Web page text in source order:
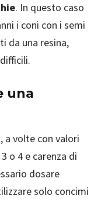
. In questo caso
i coni con i semi
da una resina,
una
, a volte con valori
o 4 e carenza di
dosare
solo concimi